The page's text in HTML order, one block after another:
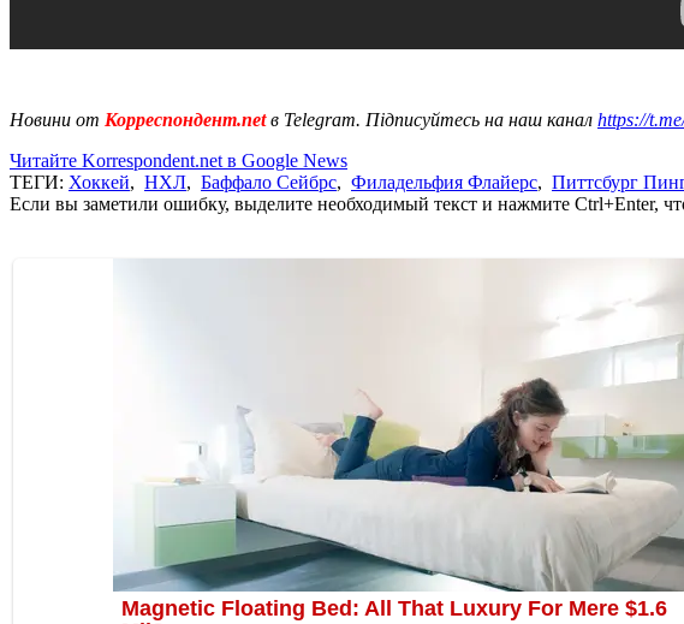
Новини от Корреспондент.netв Telegram. Підписуйтесь на наш канал https://
Читайте Korrespondent.net в Google News
ТЕГИ: Хоккей, НХЛ, Баффало Сейбрс, Филадельфия Флайерс, Питтсбург
Если вы заметили ошибку, выделите необходимый текст и нажмите Ctrl+Enter,